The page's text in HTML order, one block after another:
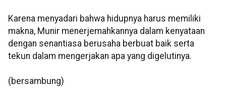
Karena menyadari bahwa hidupnya harus memiliki
makna, Munir menerjemahkannya dalam kenyataan
dengan senantiasa berusaha berbuat baik serta
tekun dalam mengerjakan apa yang digelutinya.
(bersambung)